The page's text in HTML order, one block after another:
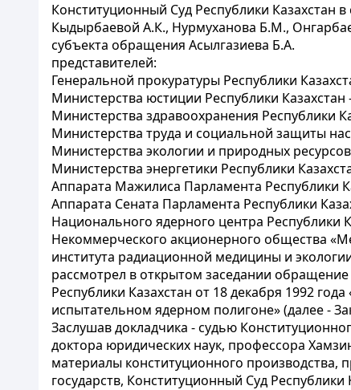
Конституционный Суд Республики Казахстан
Кыдырбаевой А.К., Нурмуханова Б.М.,
субъекта обращения Асылгазиева Б.А.
представителей:
Генеральной прокуратуры Республики
Министерства юстиции Республики
Министерства здравоохранения Республики
Министерства труда и социальной защиты
Министерства экологии и природных
Министерства энергетики Республики
Аппарата Мажилиса Парламента Республики
Аппарата Сената Парламента Республики
Национального ядерного центра Республики
Некоммерческого акционерного общества
института радиационной медицины и
рассмотрел в открытом заседании
Республики Казахстан от 18 декабря 1992
испытательном ядерном полигоне» (далее -
Заслушав докладчика - судью
доктора юридических наук, профессора
материалы конституционного производства,
государств, Конституционный Суд Республики